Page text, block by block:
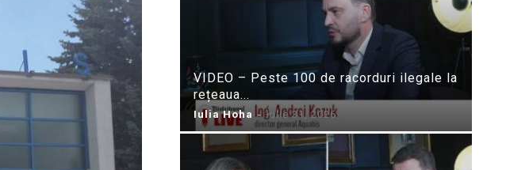
VIDEO – Peste 100 de racorduri ilegale la
rețeaua...
Iulia Hoha - iulie 31, 2026